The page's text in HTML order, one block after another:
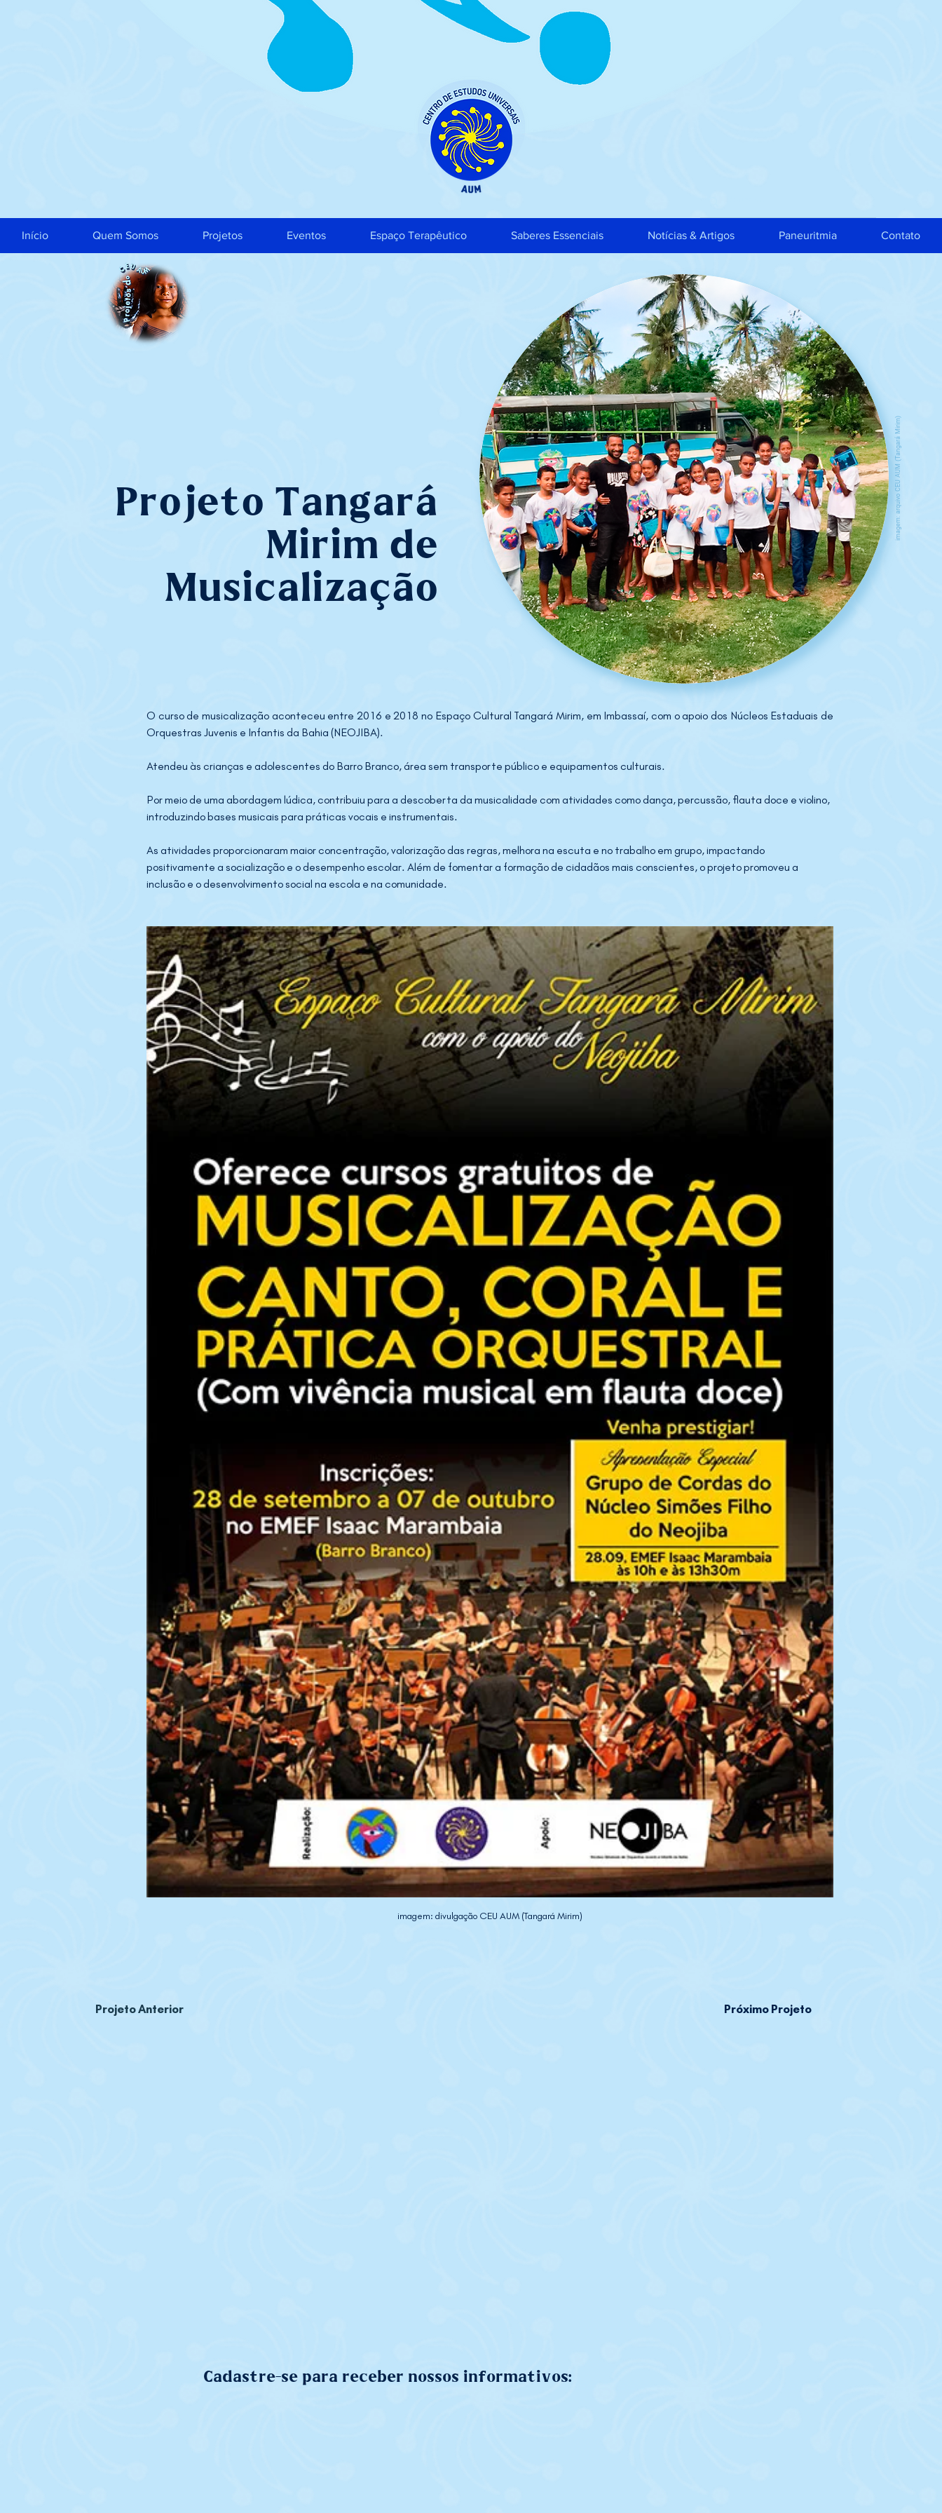
Início Quem Somos Projetos Eventos Espaço Terapêutico Saberes Essenciais Notícias & Artigos Paneuritmia Contato
Projeto Tangará
Mirim de
Musicalização
imagem: arquivo CEU AUM (Tangará Mirim)
O curso de musicalização aconteceu entre 2016 e 2018 no Espaço Cultural Tangará Mirim, em Imbassaí, com o apoio dos Núcleos Estaduais de
Orquestras Juvenis e Infantis da Bahia (NEOJIBA).
Atendeu às crianças e adolescentes do Barro Branco, área sem transporte público e equipamentos culturais.
Por meio de uma abordagem lúdica, contribuiu para a descoberta da musicalidade com atividades como dança, percussão, flauta doce e violino,
introduzindo bases musicais para práticas vocais e instrumentais.
As atividades proporcionaram maior concentração, valorização das regras, melhora na escuta e no trabalho em grupo, impactando
positivamente a socialização e o desempenho escolar. Além de fomentar a formação de cidadãos mais conscientes, o projeto promoveu a
inclusão e o desenvolvimento social na escola e na comunidade.
imagem: divulgação CEU AUM (Tangará Mirim)
Projeto Anterior Próximo Projeto
Cadastre-se para receber nossos informativos: